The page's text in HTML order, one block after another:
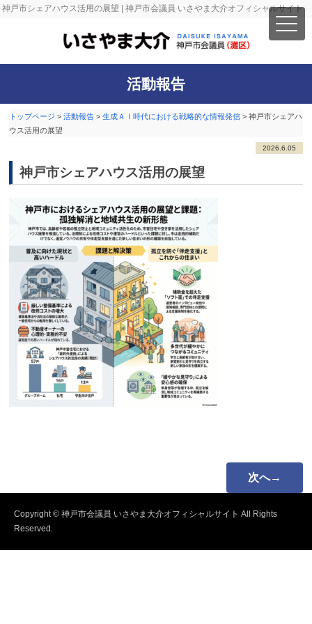
神戸市シェアハウス活用の展望 | 神戸市会議員 いさやま大介オフィシャルサイト
活動報告
トップページ >活動報告 >生成ＡＩ時代における戦略的な情報発信 >神戸市シェアハ
ウス活用の展望
2026.6.05
神戸市シェアハウス活用の展望
次へ→
Copyright © 神戸市会議員 いさやま大介オフィシャルサイト All Rights
Reserved.